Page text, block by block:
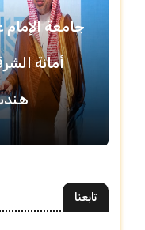
جامعة
أمانة
تابعنا